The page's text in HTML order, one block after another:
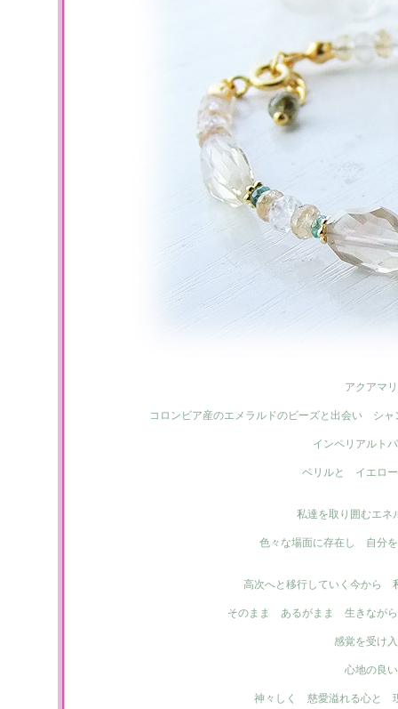
アクアマ
コロンビア産のエメラルドのビーズと出会い シ
インペリアルト
ベリルと イエロー
私達を取り囲むエ
色々な場面に存在し 自分
高次へと移行していく今から
そのまま あるがまま 生きながら
感覚を受け
心地の良
神々しく 慈愛溢れる心と